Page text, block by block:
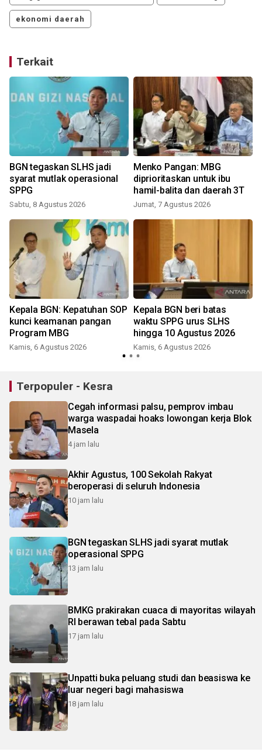
ekonomi daerah
Terkait
BGN tegaskan SLHS jadi
syarat mutlak operasional
SPPG
Sabtu, 8 Agustus 2026
Menko Pangan: MBG
diprioritaskan untuk ibu
hamil-balita dan daerah 3T
Jumat, 7 Agustus 2026
Kepala BGN: Kepatuhan SOP
kunci keamanan pangan
Program MBG
Kamis, 6 Agustus 2026
Kepala BGN beri batas
waktu SPPG urus SLHS
hingga 10 Agustus 2026
Kamis, 6 Agustus 2026
Terpopuler - Kesra
Cegah informasi palsu, pemprov imbau
warga waspadai hoaks lowongan kerja Blok
Masela
4 jam lalu
Akhir Agustus, 100 Sekolah Rakyat
beroperasi di seluruh Indonesia
10 jam lalu
BGN tegaskan SLHS jadi syarat mutlak
operasional SPPG
13 jam lalu
BMKG prakirakan cuaca di mayoritas wilayah
RI berawan tebal pada Sabtu
17 jam lalu
Unpatti buka peluang studi dan beasiswa ke
luar negeri bagi mahasiswa
18 jam lalu